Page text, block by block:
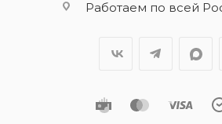
Работаем по всей